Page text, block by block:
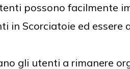
possono facilmente
in Scorciatoie ed essere
gli utenti a rimanere